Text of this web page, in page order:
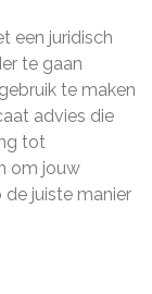
een juridisch
te gaan
te maken
advies die
tot
om jouw
juiste manier